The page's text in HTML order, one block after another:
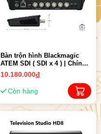
Bàn trộn hình Blackmagic
ATEM SDI ( SDI x 4 ) | Chính
Hãng
10.180.000đ
Còn hàng